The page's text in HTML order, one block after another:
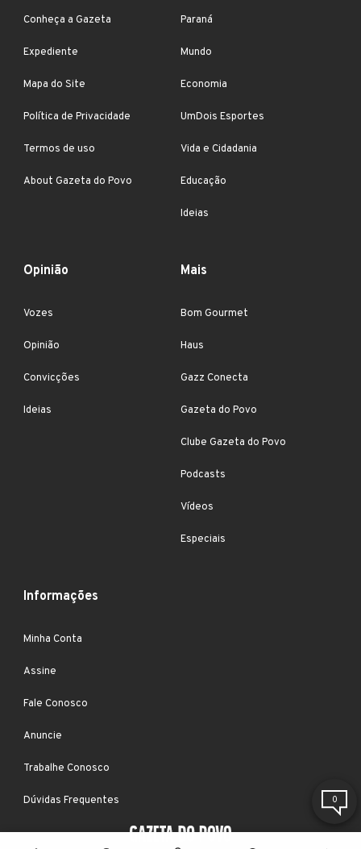
Conheça a Gazeta
Expediente
Mapa do Site
Política de Privacidade
Termos de uso
About Gazeta do Povo
Paraná
Mundo
Economia
UmDois Esportes
Vida e Cidadania
Educação
Ideias
Opinião
Vozes
Opinião
Convicções
Ideias
Mais
Bom Gourmet
Haus
Gazz Conecta
Gazeta do Povo
Clube Gazeta do Povo
Podcasts
Vídeos
Especiais
Informações
Minha Conta
Assine
Fale Conosco
Anuncie
Trabalhe Conosco
Dúvidas Frequentes 0